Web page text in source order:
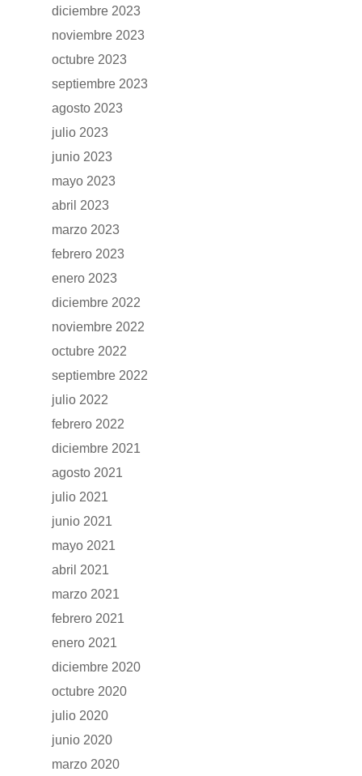
diciembre 2023
noviembre 2023
octubre 2023
septiembre 2023
agosto 2023
julio 2023
junio 2023
mayo 2023
abril 2023
marzo 2023
febrero 2023
enero 2023
diciembre 2022
noviembre 2022
octubre 2022
septiembre 2022
julio 2022
febrero 2022
diciembre 2021
agosto 2021
julio 2021
junio 2021
mayo 2021
abril 2021
marzo 2021
febrero 2021
enero 2021
diciembre 2020
octubre 2020
julio 2020
junio 2020
marzo 2020